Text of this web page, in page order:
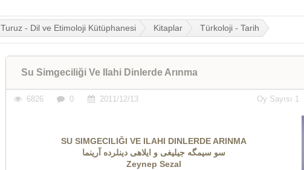
Turuz - Dil ve Etimoloji Kütüphanesi Kitaplar Türkoloji - Tarih
Su Simgeciliği Ve Ilahi Dinlerde Arınma
6826 0 2011/12/13 Oy Sayısı 1
SU SIMGECILIĞI VE ILAHI DINLERDE ARINMA
سو سیمگه جیلیغی و ایلاهی دینلرده آرینما
Zeynep Sezal